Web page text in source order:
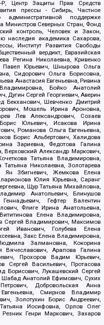
Р, Центр Защиты Прав Средств
прессы - Сибирь, Частное
поддержке
Министров Северных Стран, Фонд
контроль, Человек и Закон,
наследия академика Сахарова,
Институт Развития Свободы
вердикт, Евразийская
Регина Николаевна, Кривенко
Павел Юрьевич, Шнырова Ольга
Сидорович Ольга Борисовна,
Анастасия Евгеньевна, Ривина
Бойко Анатолий
Дугин Сергей Георгиевич, Аверин
Бекханович, Шевченко Дмитрий
Мошель Ирина Ароновна,
Лев Александрович, Созаев
Юльевич, Исакова Ирина
Романова Ольга Евгеньевна,
Борис Альбертович, Халидова
Зариевна, Федотова Галина
Верховский Александр Маркович,
Татьяна Владимировна,
Николаевна, Золотарева
Ян Збигневич, Жемкова Елена
Юлия Юрьевна, Саранг
Щур Татьяна Михайловна,
Анатольевич, Блинушов
Гефтер Валентин
Флиге Ирина Анатольевна,
Елена Владимировна,
Сергей Владимирович, Максимов
Иванович, Голубева Елена
Закс Елена Владимировна,
Залмановна, Кокорина
Вячеславович, Арапова Галина
Прохоров Вадим Юрьевич,
Сергей Васильевич, Протасова
Борисович, Лукашевский Сергей
Анатолий Ефимович, Сухих
Добровольская Анна
Смирнов Владимир
Золотухин Борис Андреевич,
Иосифовна, Орлов Олег
Генри Маркович, Захаров